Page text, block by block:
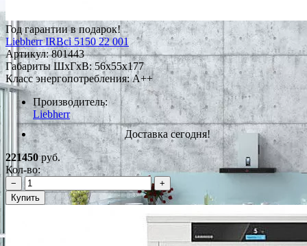
Год гарантии в подарок!
Liebherr IRBci 5150 22 001
Артикул:801443
Габариты ШxГxВ: 56x55x177
Класс энергопотребления: A++
Производитель:
Liebherr
Доставка сегодня!
221450руб.
Кол-во:
−
+
Купить